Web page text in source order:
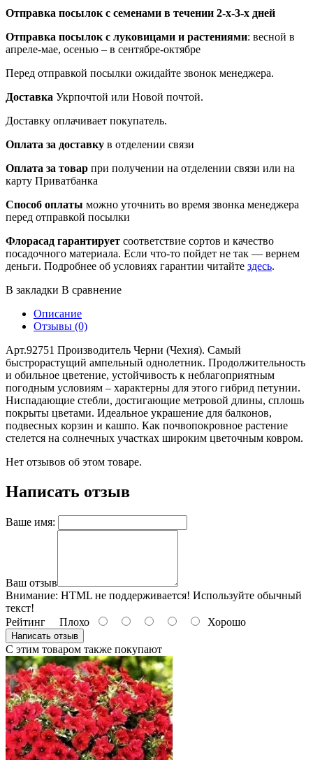
Отправка посылок с семенами в течении 2-х-3-х дней
Отправка посылок с луковицами и растениями: весной в
апреле-мае, осенью – в сентябре-октябре
Перед отправкой посылки ожидайте звонок менеджера.
Доставка Укрпочтой или Новой почтой.
Доставку оплачивает покупатель.
Оплата за доставку в отделении связи
Оплата за товар при получении на отделении связи или на
карту Приватбанка
Способ оплаты можно уточнить во время звонка менеджера
перед отправкой посылки
Флорасад гарантирует соответствие сортов и качество
посадочного материала. Если что-то пойдет не так — вернем
деньги. Подробнее об условиях гарантии читайте здесь.
В закладки В сравнение
Описание
Отзывы (0)
Арт.92751 Производитель Черни (Чехия). Самый
быстрорастущий ампельный однолетник. Продолжительность
и обильное цветение, устойчивость к неблагоприятным
погодным условиям – характерны для этого гибрид петунии.
Ниспадающие стебли, достигающие метровой длины, сплошь
покрыты цветами. Идеальное украшение для балконов,
подвесных корзин и кашпо. Как почвопокровное растение
стелется на солнечных участках широким цветочным ковром.
Нет отзывов об этом товаре.
Написать отзыв
Ваше имя:
Ваш отзыв
Внимание: HTML не поддерживается! Используйте обычный
текст!
Рейтинг Плохо Хорошо
Написать отзыв
С этим товаром также покупают